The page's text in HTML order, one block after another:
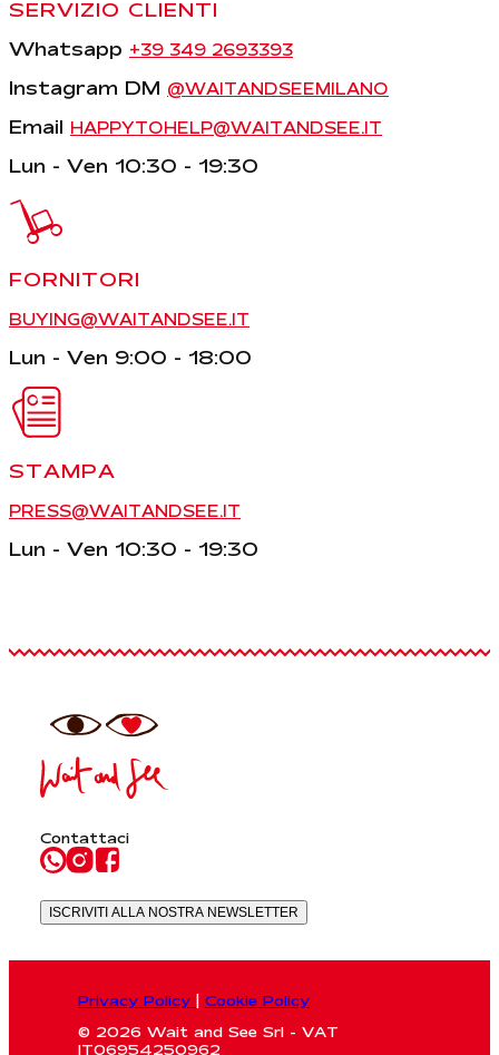
SERVIZIO CLIENTI
Whatsapp +39 349 2693393
Instagram DM @WAITANDSEEMILANO
Email HAPPYTOHELP@WAITANDSEE.IT
Lun - Ven 10:30 - 19:30
FORNITORI
BUYING@WAITANDSEE.IT
Lun - Ven 9:00 - 18:00
STAMPA
PRESS@WAITANDSEE.IT
Lun - Ven 10:30 - 19:30
Contattaci
ISCRIVITI ALLA NOSTRA NEWSLETTER
Privacy Policy
Cookie Policy
© 2026 Wait and See Srl - VAT
IT06954250962